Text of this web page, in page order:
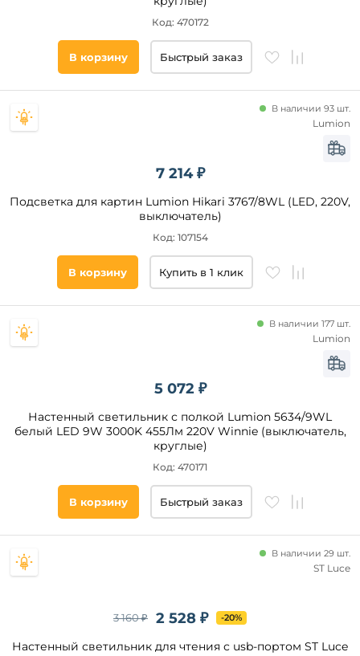
Код: 470172
В корзину Быстрый заказ
7 214 ₽
Подсветка для картин Lumion Hikari 3767/8WL (LED, 220V,
выключатель)
В наличии 93 шт.
Код: 107154
Lumion
В корзину Купить в 1 клик
5 072 ₽
Настенный светильник с полкой Lumion 5634/9WL
белый LED 9W 3000K 455Лм 220V Winnie (выключатель,
круглые)
В наличии 177 шт.
Код: 470171
Lumion
В корзину Быстрый заказ
2 528 ₽
3 160 ₽ -20%
Настенный светильник для чтения с usb-портом ST Luce
В наличии 29 шт.
ST Luce